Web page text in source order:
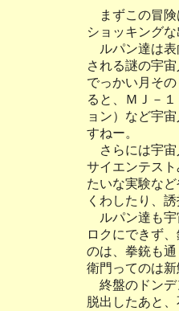
まずこの冒険
ショッキング
ルパン達は表
される謎の宇
でっかい月そ
ると、ＭＪ－
ョン）など宇
すねー。
さらには宇宙
サイエンテス
たいな実験な
くわしたり、
ルパン達も宇
ロクにできず
のは、拳銃も
衛門ってのは新
終盤のドンデ
脱出したあと